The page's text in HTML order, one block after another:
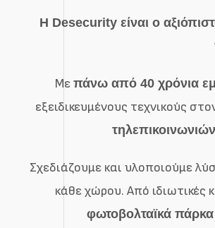
Η Desecurity είναι ο
Με πάνω από 40 χρόνια
εξειδικευμένους τεχνικούς
τηλεπικοινωνιών
Σχεδιάζουμε και υλοποιούμε
κάθε χώρου. Από ιδιωτικές
φωτοβολταϊκά πάρκα